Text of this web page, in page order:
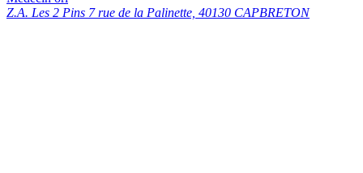
Z.A. Les 2 Pins 7 rue de la Palinette, 40130 CAPBRETON